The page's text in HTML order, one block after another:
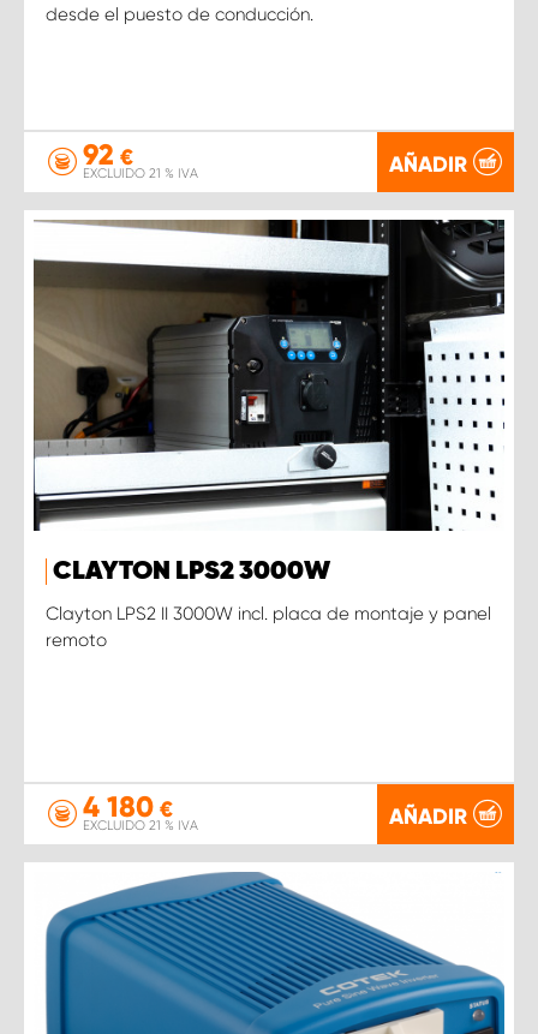
desde el puesto de conducción.
92 €
EXCLUIDO 21 % IVA AÑADIR
CLAYTON LPS2 3000W
Clayton LPS2 II 3000W incl. placa de montaje y panel
remoto
4 180 €
EXCLUIDO 21 % IVA AÑADIR